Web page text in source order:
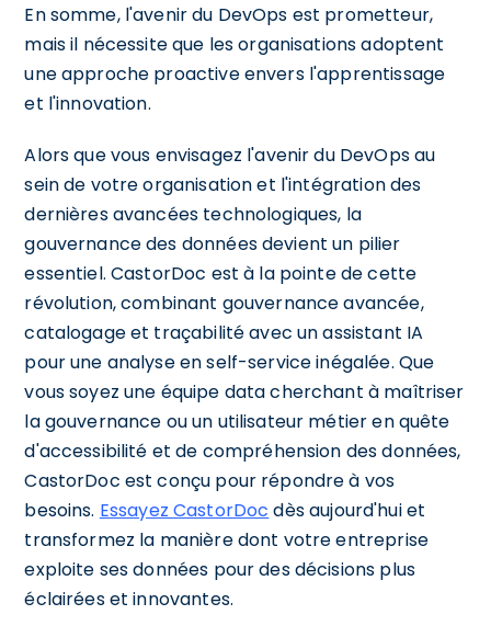
En somme, l'avenir du DevOps est prometteur,
mais il nécessite que les organisations adoptent
une approche proactive envers l'apprentissage
et l'innovation.
Alors que vous envisagez l'avenir du DevOps au
sein de votre organisation et l'intégration des
dernières avancées technologiques, la
gouvernance des données devient un pilier
essentiel. CastorDoc est à la pointe de cette
révolution, combinant gouvernance avancée,
catalogage et traçabilité avec un assistant IA
pour une analyse en self-service inégalée. Que
vous soyez une équipe data cherchant à maîtriser
la gouvernance ou un utilisateur métier en quête
d'accessibilité et de compréhension des données,
CastorDoc est conçu pour répondre à vos
besoins. Essayez CastorDoc dès aujourd'hui et
transformez la manière dont votre entreprise
exploite ses données pour des décisions plus
éclairées et innovantes.